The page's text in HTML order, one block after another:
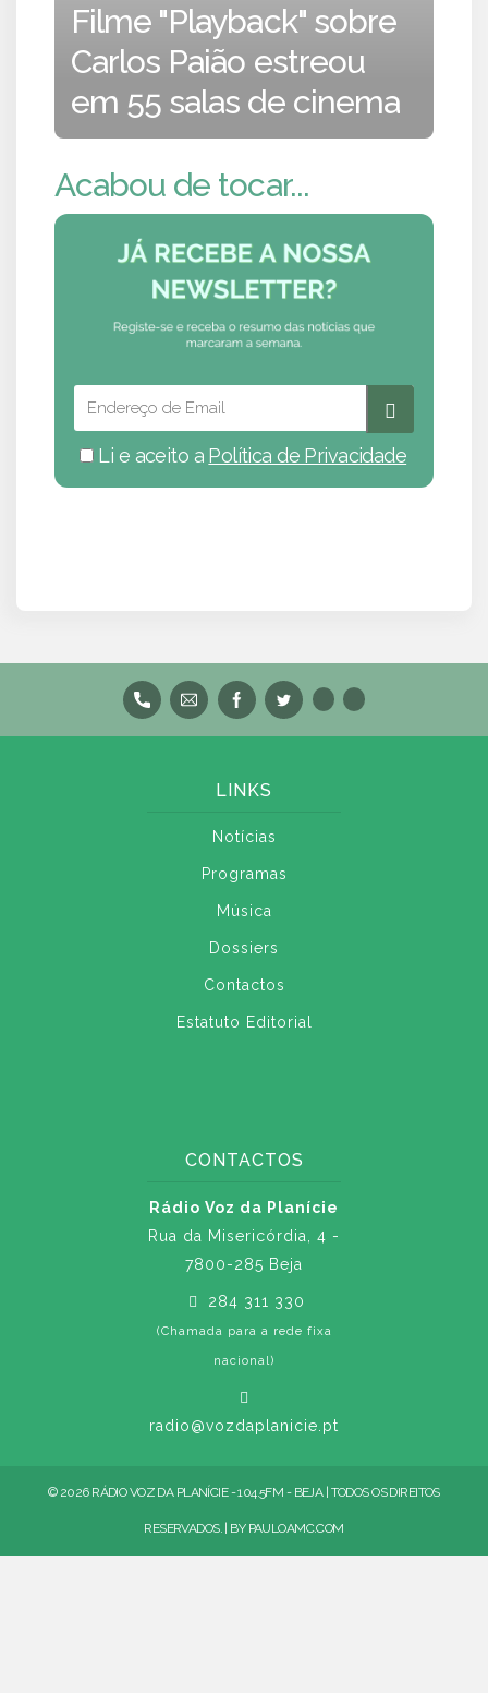
Filme "Playback" sobre
Carlos Paião estreou
em 55 salas de cinema
Acabou de tocar...
Li e aceito a Política de Privacidade
LINKS
Notícias
Programas
Música
Dossiers
Contactos
Estatuto Editorial
CONTACTOS
Rádio Voz da Planície
Rua da Misericórdia, 4 -
7800-285 Beja
284 311 330
(Chamada para a rede fixa
nacional)
radio@vozdaplanicie.pt
© 2026 RÁDIO VOZ DA PLANÍCIE - 104.5FM - BEJA | TODOS OS DIREITOS
RESERVADOS. | BY PAULOAMC.COM